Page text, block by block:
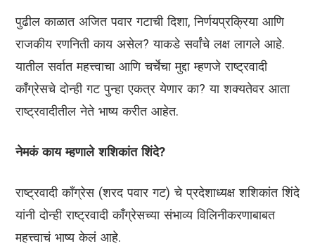
पुढील काळात अजित पवार गटाची दिशा, निर्णयप्रक्रिया आणि
राजकीय रणनिती काय असेल? याकडे सर्वांचे लक्ष लागले आहे.
यातील सर्वात महत्त्वाचा आणि चर्चेचा मुद्दा म्हणजे राष्ट्रवादी
काँग्रेसचे दोन्ही गट पुन्हा एकत्र येणार का? या शक्यतेवर आता
राष्ट्रवादीतील नेते भाष्य करीत आहेत.
नेमकं काय म्हणाले शशिकांत शिंदे?
राष्ट्रवादी काँग्रेस (शरद पवार गट) चे प्रदेशाध्यक्ष शशिकांत शिंदे
यांनी दोन्ही राष्ट्रवादी काँग्रेसच्या संभाव्य विलिनीकरणाबाबत
महत्त्वाचं भाष्य केलं आहे.